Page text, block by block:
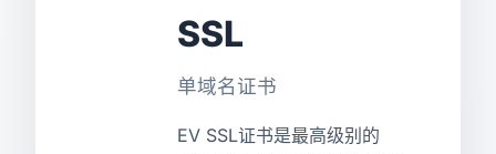
SSL
单域名证书
EV SSL证书是最高级别的